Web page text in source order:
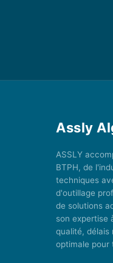
Assly
ASSLY
BTPH, de
techniques
d'outillage
de solutions
son expertise
qualité, délais
optimale pour